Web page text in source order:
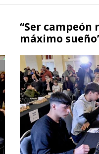
“Ser campeón
máximo